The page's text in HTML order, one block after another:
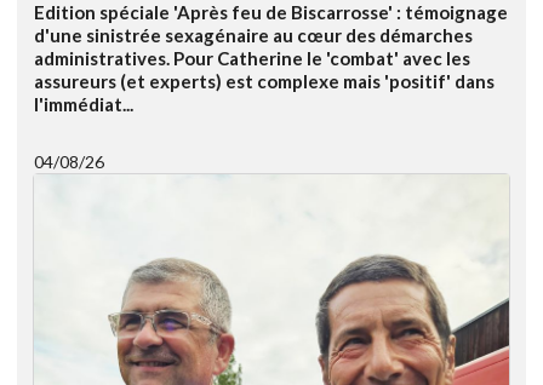
Edition spéciale 'Après feu de Biscarrosse' : témoignage
d'une sinistrée sexagénaire au cœur des démarches
administratives. Pour Catherine le 'combat' avec les
assureurs (et experts) est complexe mais 'positif' dans
l'immédiat...
04/08/26